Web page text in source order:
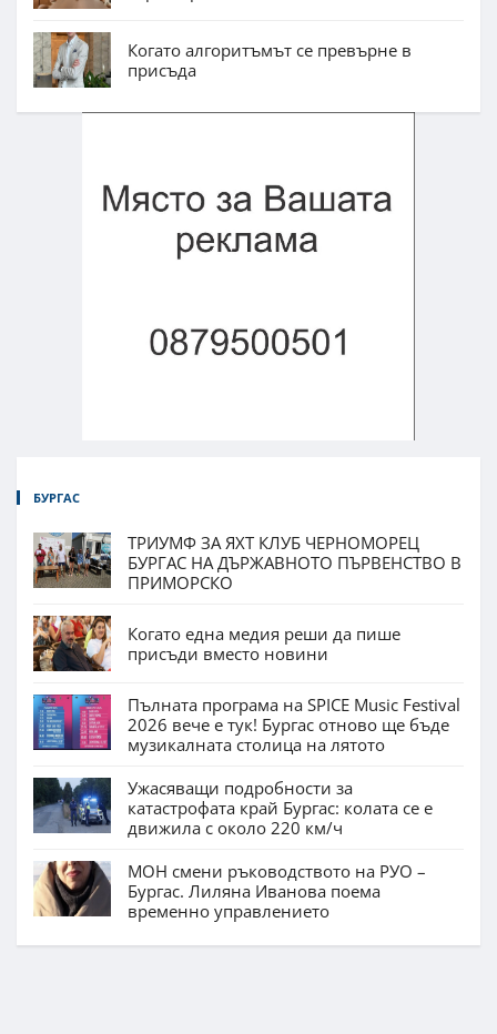
Когато алгоритъмът се превърне в
присъда
БУРГАС
ТРИУМФ ЗА ЯХТ КЛУБ ЧЕРНОМОРЕЦ
БУРГАС НА ДЪРЖАВНОТО ПЪРВЕНСТВО В
ПРИМОРСКО
Когато една медия реши да пише
присъди вместо новини
Пълната програма на SPICE Music Festival
2026 вече е тук! Бургас отново ще бъде
музикалната столица на лятото
Ужасяващи подробности за
катастрофата край Бургас: колата се е
движила с около 220 км/ч
МОН смени ръководството на РУО –
Бургас. Лиляна Иванова поема
временно управлението